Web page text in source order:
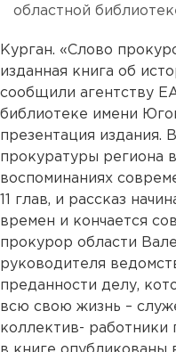
областной
Курган. «Слово
изданная книга об
сообщили агентству
библиотеке имени
презентация издания.
прокуратуры региона
воспоминаниях
11 глав, и рассказ
времен и кончается
прокурор области
руководителя
преданности делу,
всю свою жизнь –
коллектив- работники